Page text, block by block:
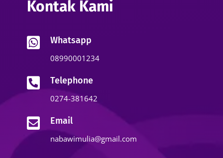
Kontak Kami
 Whatsapp
08990001234
 Telephone
0274-381642
 Email
nabawimulia@gmail.com